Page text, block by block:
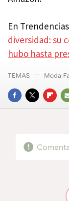
En
diversidad: su
hubo hasta
FACEBOOK
TWITTER
TEMAS Moda